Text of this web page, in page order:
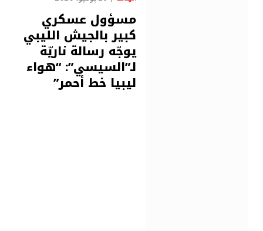
مسؤول عسكري
كبير بالجيش الليبي
يوجّه رسالة ناريّة
لـ”السيسي”: “هواء
ليبيا خط أحمر”